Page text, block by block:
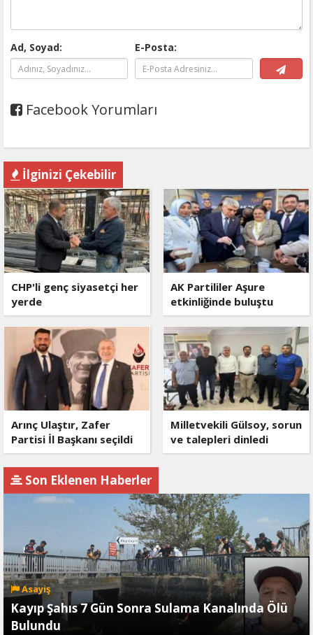
Ad, Soyad: E-Posta:
Facebook Yorumları
İlginizi Çekebilir
CHP'li genç siyasetçi her
yerde
AK Partililer Aşure
etkinliğinde buluştu
Arınç Ulaştır, Zafer
Partisi İl Başkanı seçildi
Milletvekili Gülsoy, sorun
ve talepleri dinledi
Son Eklenen Haberler
Asayiş
Kayıp Şahıs 7 Gün Sonra Sulama Kanalında Ölü
Bulundu